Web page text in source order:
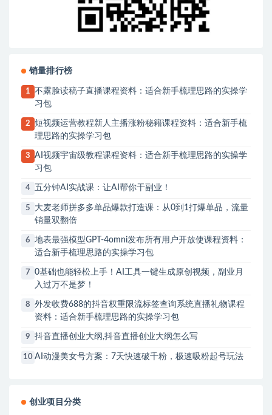
销量排行榜
1
不露脸读稿子直播课程资料：适合新手梳理思路的实操学
习包
2
短视频运营教程新人主播涨粉秘籍课程资料：适合新手梳
理思路的实操学习包
3
AI视频宇宙级教程课程资料：适合新手梳理思路的实操学
习包
4 五分钟AI实战课：让AI帮你干副业！
5
大麦老师拼多多单品爆款打造课：从0到1打爆单品，流量
销量双翻倍
6
地表最强模型GPT-4omni发布所有用户开放使课程资料：
适合新手梳理思路的实操学习包
7
0基础也能轻松上手！AI工具一键生成原创视频，副业月
入过万不是梦！
8
外发收费688的抖音权重限流标签查询系统直播礼物课程
资料：适合新手梳理思路的实操学习包
9 抖音直播创业大纲,抖音直播创业大纲怎么写
10 AI动漫美女号方案：7天快速破千粉，极速吸粉起号玩法
创业项目分类